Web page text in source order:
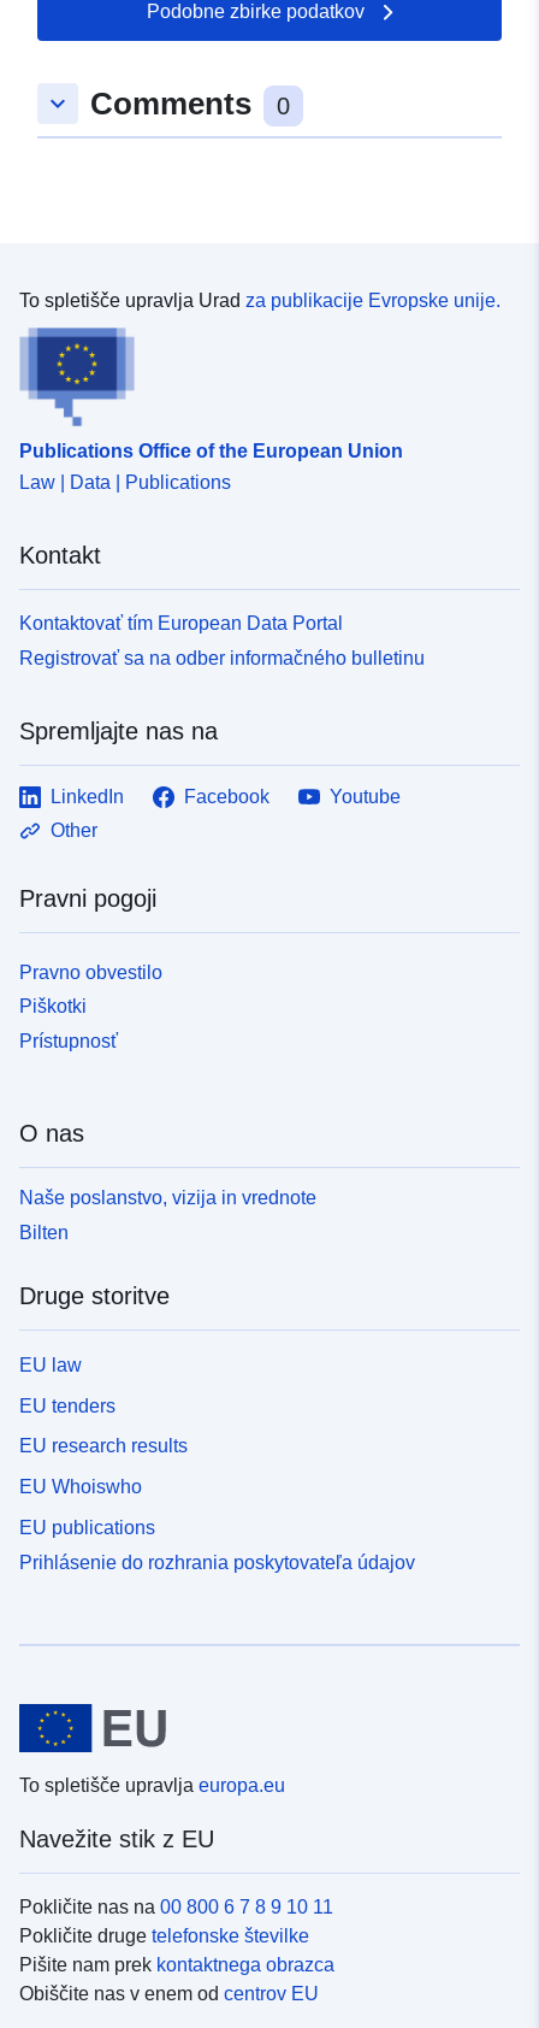
Podobne zbirke podatkov
keyboard_arrow_down Comments 0
To spletišče upravlja Urad za publikacije Evropske unije.
Publications Office of the European Union
Law | Data | Publications
Kontakt
Kontaktovať tím European Data Portal
Registrovať sa na odber informačného bulletinu
Spremljajte nas na
LinkedIn Facebook
Youtube
Other
Pravni pogoji
Pravno obvestilo
Piškotki
Prístupnosť
O nas
Naše poslanstvo, vizija in vrednote
Bilten
Druge storitve
EU law
EU tenders
EU research results
EU Whoiswho
EU publications
Prihlásenie do rozhrania poskytovateľa údajov
To spletišče upravlja europa.eu
Navežite stik z EU
Pokličite nas na 00 800 6 7 8 9 10 11
Pokličite druge telefonske številke
Pišite nam prek kontaktnega obrazca
Obiščite nas v enem od centrov EU